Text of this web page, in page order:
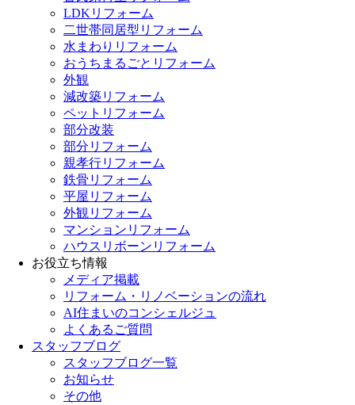
LDKリフォーム
二世帯同居型リフォーム
水まわりリフォーム
おうちまるごとリフォーム
外観
減改築リフォーム
ペットリフォーム
部分改装
部分リフォーム
親孝行リフォーム
鉄骨リフォーム
平屋リフォーム
外観リフォーム
マンションリフォーム
ハウスリボーンリフォーム
お役立ち情報
メディア掲載
リフォーム・リノベーションの流れ
AI住まいのコンシェルジュ
よくあるご質問
スタッフブログ
スタッフブログ一覧
お知らせ
その他